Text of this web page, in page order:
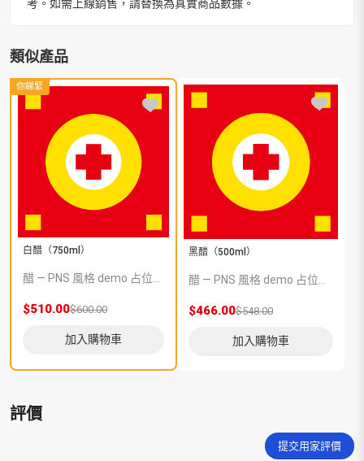
考。如需上線銷售，請替換為真實商品數據。
類似產品
你睇緊
白醋（750ml）
醋 — PNS 風格 demo 占位商品，方便首頁與分類頁版位演示，上線前由業務替換為真實 SKU。
$510.00$600.00
加入購物車
黑醋（500ml）
醋 — PNS 風格 demo 占位商品，方便首頁與分類頁版位演示，上線前由業務替換為真實 SKU。
$466.00$548.00
加入購物車
評價
提交用家評價